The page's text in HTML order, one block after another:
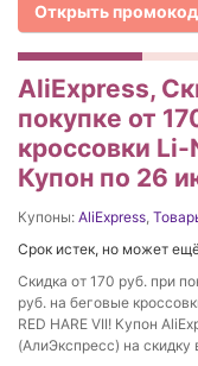
Открыть промокод
AliExpress,
покупке от
кроссовки Li-
Купон по 26
Купоны: AliExpress,
Срок истек, но может
Cкидка от 170 руб. при
руб. на беговые
RED HARE VII! Купон
(АлиЭкспресс) на скидку